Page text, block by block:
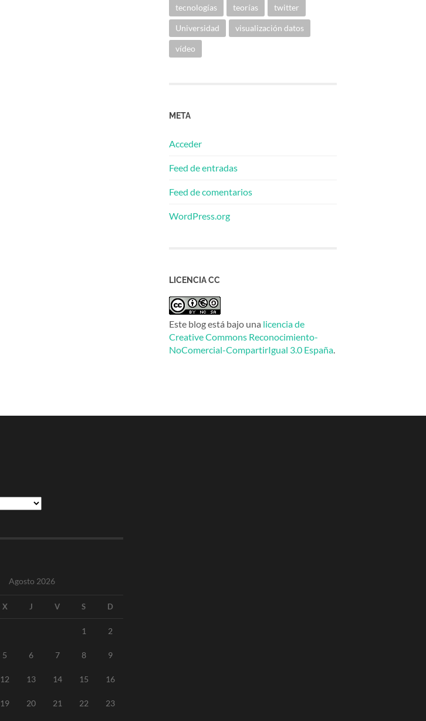
tecnologías teorías twitter
Universidad visualización datos
vídeo
META
Acceder
Feed de entradas
Feed de comentarios
WordPress.org
LICENCIA CC
Este blog está bajo una licencia de
Creative Commons Reconocimiento-
NoComercial-CompartirIgual 3.0 España.
Agosto 2026
X J V S D
1 2
5 6 7 8 9
12 13 14 15 16
19 20 21 22 23